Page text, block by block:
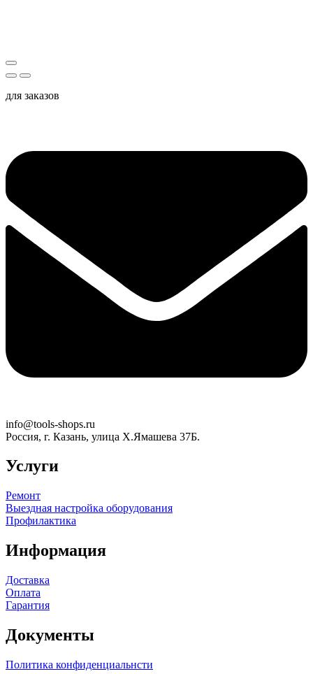
для заказов
info@tools-shops.ru
Россия, г. Казань, улица Х.Ямашева 37Б.
Услуги
Ремонт
Выездная настройка оборудования
Профилактика
Информация
Доставка
Оплата
Гарантия
Документы
Политика конфиденциальнсти